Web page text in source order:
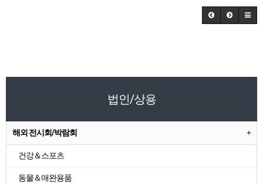
법인/상용
해외 전시회/박람회
건강＆스포츠
동물＆애완용품